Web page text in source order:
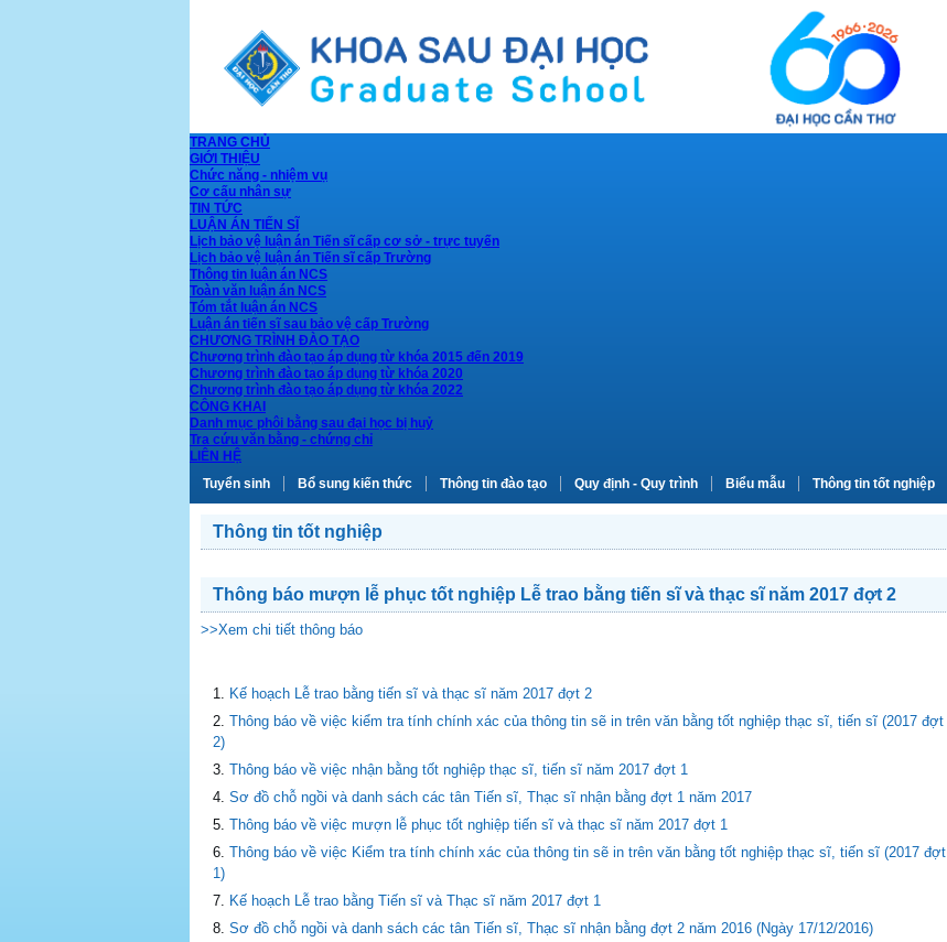
TRANG CHỦ
GIỚI THIỆU
Chức năng - nhiệm vụ
Cơ cấu nhân sự
TIN TỨC
LUẬN ÁN TIẾN SĨ
Lịch bảo vệ luận án Tiến sĩ cấp cơ sở - trực tuyến
Lịch bảo vệ luận án Tiến sĩ cấp Trường
Thông tin luận án NCS
Toàn văn luận án NCS
Tóm tắt luận án NCS
Luận án tiến sĩ sau bảo vệ cấp Trường
CHƯƠNG TRÌNH ĐÀO TẠO
Chương trình đào tạo áp dụng từ khóa 2015 đến 2019
Chương trình đào tạo áp dụng từ khóa 2020
Chương trình đào tạo áp dụng từ khóa 2022
CÔNG KHAI
Danh mục phôi bằng sau đại học bị huỷ
Tra cứu văn bằng - chứng chỉ
LIÊN HỆ
Tuyển sinh
Bổ sung kiến thức Thông tin đào tạo Quy định - Quy trình Biểu mẫu Thông tin tốt nghiệp
Thông tin tốt nghiệp
Thông báo mượn lễ phục tốt nghiệp Lễ trao bằng tiến sĩ và thạc sĩ năm 2017 đợt 2
>>Xem chi tiết thông báo
Kế hoạch Lễ trao bằng tiến sĩ và thạc sĩ năm 2017 đợt 2
Thông báo về việc kiểm tra tính chính xác của thông tin sẽ in trên văn bằng tốt nghiệp thạc sĩ, tiến sĩ (2017 đợt
2)
Thông báo về việc nhận bằng tốt nghiệp thạc sĩ, tiến sĩ năm 2017 đợt 1
Sơ đồ chỗ ngồi và danh sách các tân Tiến sĩ, Thạc sĩ nhận bằng đợt 1 năm 2017
Thông báo về việc mượn lễ phục tốt nghiệp tiến sĩ và thạc sĩ năm 2017 đợt 1
Thông báo về việc Kiểm tra tính chính xác của thông tin sẽ in trên văn bằng tốt nghiệp thạc sĩ, tiến sĩ (2017 đợt
1)
Kế hoạch Lễ trao bằng Tiến sĩ và Thạc sĩ năm 2017 đợt 1
Sơ đồ chỗ ngồi và danh sách các tân Tiến sĩ, Thạc sĩ nhận bằng đợt 2 năm 2016 (Ngày 17/12/2016)